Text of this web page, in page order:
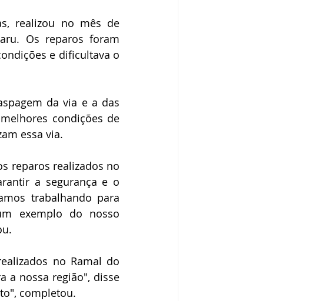
realizou no mês de
Os reparos foram
e dificultava o
da via e a das
condições de
essa via.
reparos realizados no
a segurança e o
trabalhando para
exemplo do nosso
no Ramal do
a nossa região", disse
completou.